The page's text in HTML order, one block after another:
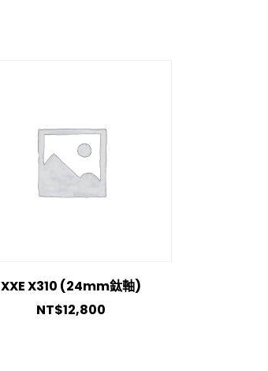
XXE X310 (24mm鈦軸)
NT$12,800